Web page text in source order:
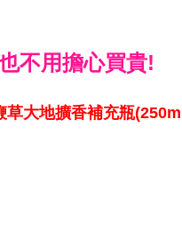
不用擔心買貴!
草大地擴香補充瓶